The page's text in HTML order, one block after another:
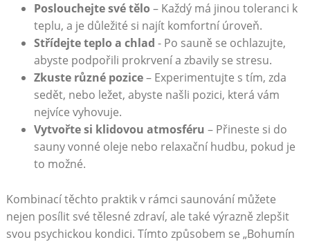
Poslouchejte své ⁤tělo – ‌Každý má jinou toleranci k
teplu, a je důležité si‍ najít komfortní úroveň.
Střídejte teplo a chlad -‍ Po sauně⁢ se ochlazujte,
abyste podpořili​ prokrvení​ a‍ zbavily se stresu.
Zkuste různé pozice– Experimentujte s tím, zda
sedět, nebo ležet,‌ abyste‌ našli pozici,⁤ která vám
nejvíce vyhovuje.
Vytvořte si⁣ klidovou atmosféru – Přineste⁣ si do
sauny⁣ vonné oleje nebo relaxační ​hudbu, ⁣pokud‍ je‍
to možné.
Kombinací⁤ těchto praktik v rámci saunování‍ můžete
nejen posílit své tělesné zdraví,​ ale⁢ také výrazně​ zlepšit
svou psychickou ​kondici.​ Tímto způsobem se⁣ „Bohumín